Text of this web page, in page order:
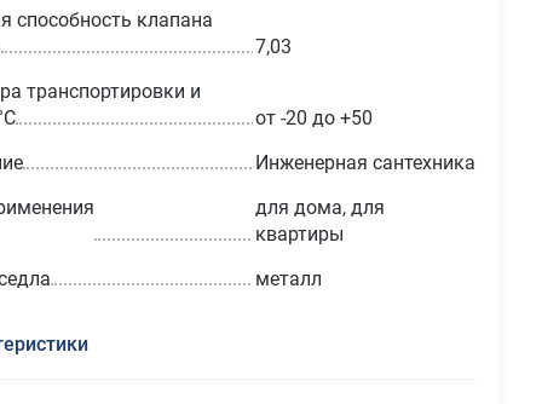
способность клапана
7,03
транспортировки и
от -20 до +50
Инженерная сантехника
для дома, для
квартиры
металл